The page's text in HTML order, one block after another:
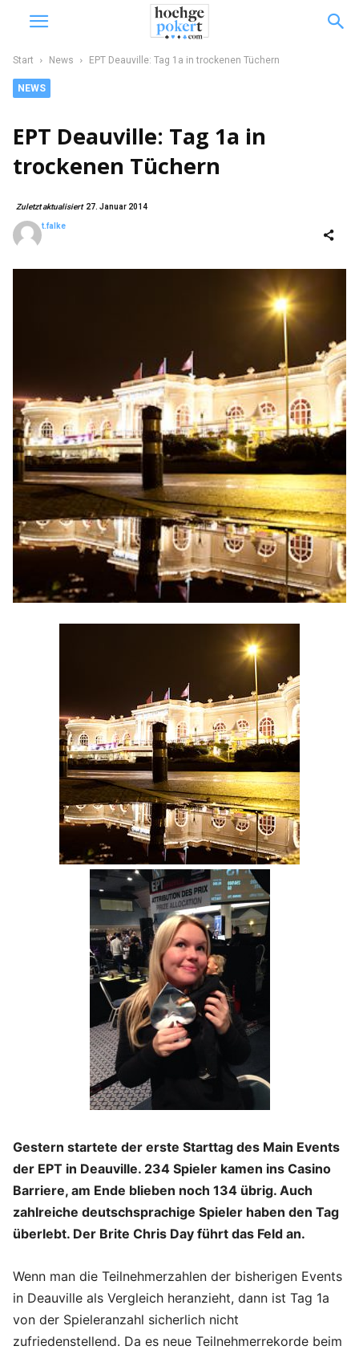
Start News EPT Deauville: Tag 1a in trockenen Tüchern
NEWS
EPT Deauville: Tag 1a in
trockenen Tüchern
Zuletzt aktualisiert 27. Januar 2014
t.falke
Gestern startete der erste Starttag des Main Events
der EPT in Deauville. 234 Spieler kamen ins Casino
Barriere, am Ende blieben noch 134 übrig. Auch
zahlreiche deutschsprachige Spieler haben den Tag
überlebt. Der Brite Chris Day führt das Feld an.
Wenn man die Teilnehmerzahlen der bisherigen Events
in Deauville als Vergleich heranzieht, dann ist Tag 1a
von der Spieleranzahl sicherlich nicht
zufriedenstellend. Da es neue Teilnehmerrekorde beim